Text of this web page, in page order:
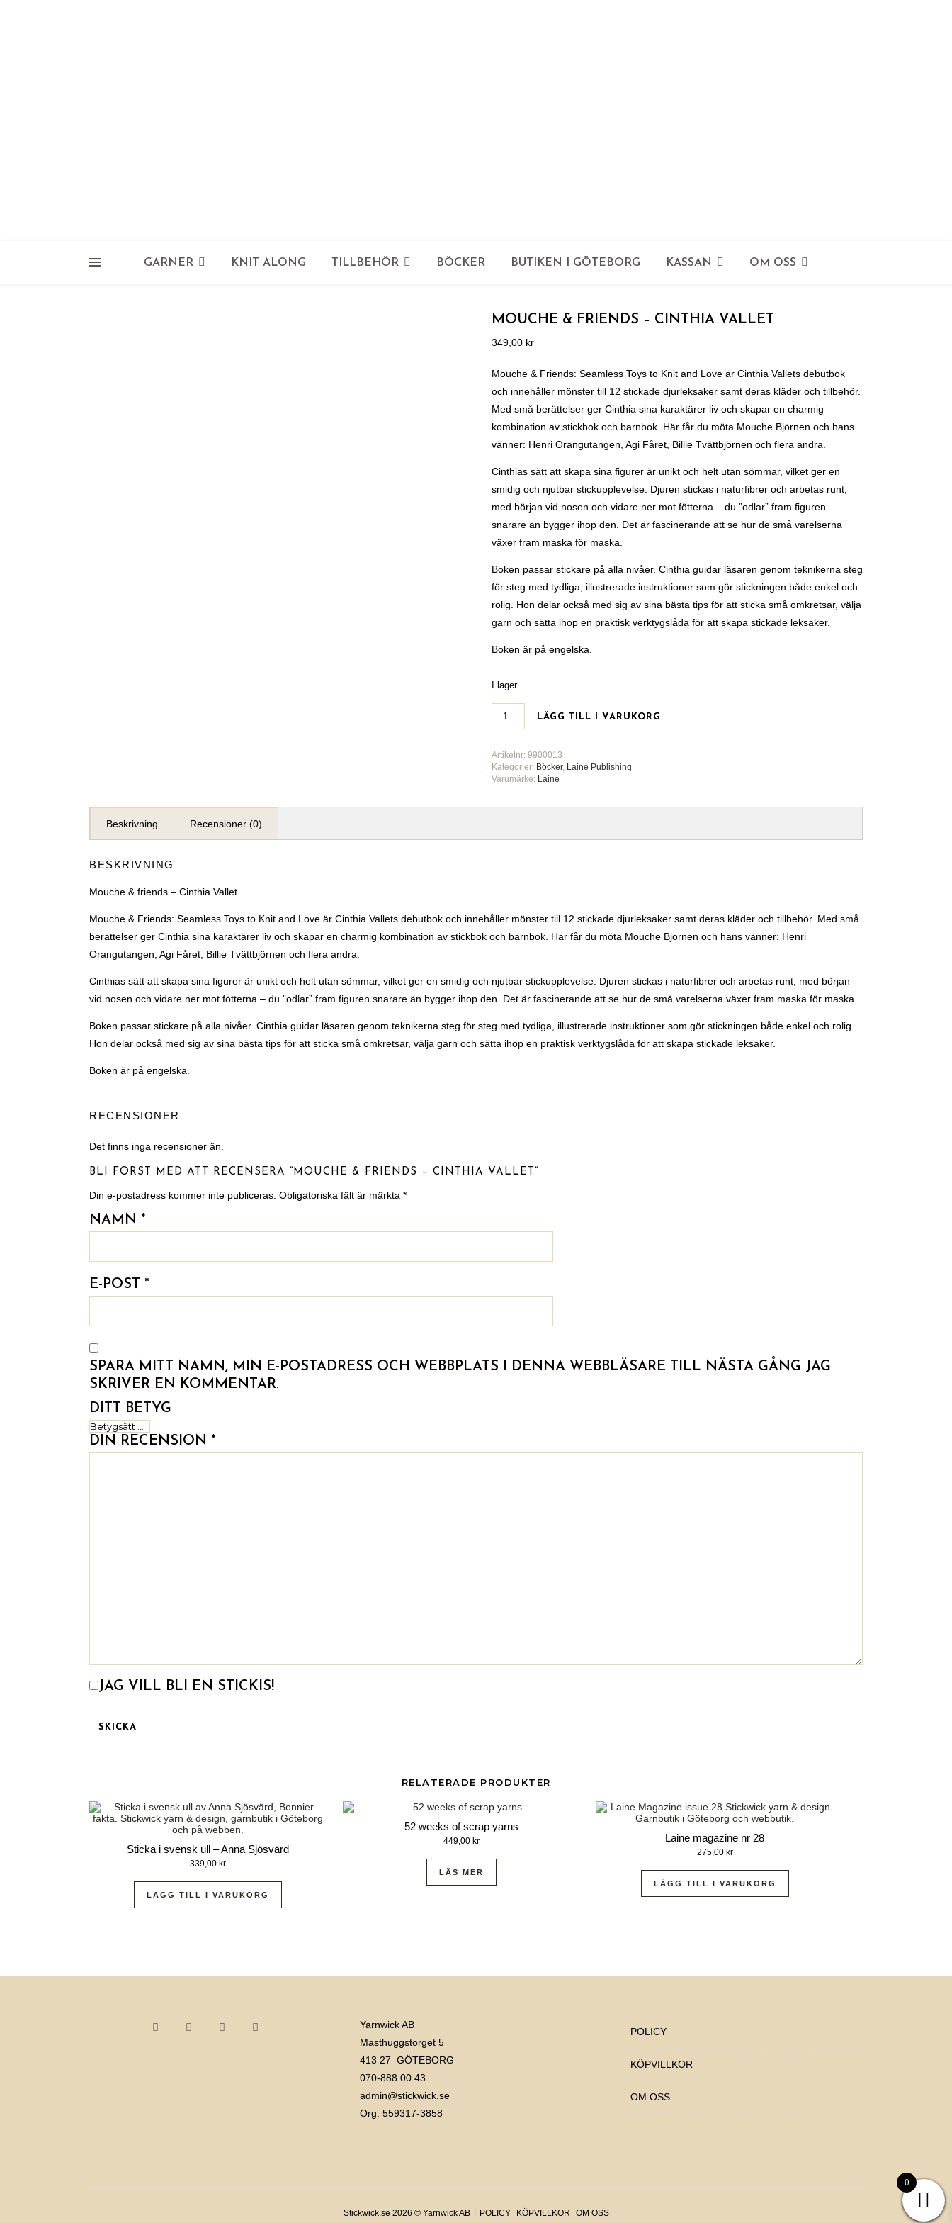
GARNER KNIT ALONG TILLBEHÖR BÖCKER BUTIKEN I GÖTEBORG KASSAN OM OSS
MOUCHE & FRIENDS – CINTHIA VALLET
349,00 kr
Mouche & Friends: Seamless Toys to Knit and Love är Cinthia Vallets debutbok
och innehåller mönster till 12 stickade djurleksaker samt deras kläder och tillbehör.
Med små berättelser ger Cinthia sina karaktärer liv och skapar en charmig
kombination av stickbok och barnbok. Här får du möta Mouche Björnen och hans
vänner: Henri Orangutangen, Agi Fåret, Billie Tvättbjörnen och flera andra.
Cinthias sätt att skapa sina figurer är unikt och helt utan sömmar, vilket ger en
smidig och njutbar stickupplevelse. Djuren stickas i naturfibrer och arbetas runt,
med början vid nosen och vidare ner mot fötterna – du ”odlar” fram figuren
snarare än bygger ihop den. Det är fascinerande att se hur de små varelserna
växer fram maska för maska.
Boken passar stickare på alla nivåer. Cinthia guidar läsaren genom teknikerna steg
för steg med tydliga, illustrerade instruktioner som gör stickningen både enkel och
rolig. Hon delar också med sig av sina bästa tips för att sticka små omkretsar, välja
garn och sätta ihop en praktisk verktygslåda för att skapa stickade leksaker.
Boken är på engelska.
I lager
LÄGG TILL I VARUKORG
Artikelnr: 9900013
Kategorier: Böcker, Laine Publishing
Varumärke: Laine
Beskrivning Recensioner (0)
BESKRIVNING
Mouche & friends – Cinthia Vallet
Mouche & Friends: Seamless Toys to Knit and Love är Cinthia Vallets debutbok och innehåller mönster till 12 stickade djurleksaker samt deras kläder och tillbehör. Med små
berättelser ger Cinthia sina karaktärer liv och skapar en charmig kombination av stickbok och barnbok. Här får du möta Mouche Björnen och hans vänner: Henri
Orangutangen, Agi Fåret, Billie Tvättbjörnen och flera andra.
Cinthias sätt att skapa sina figurer är unikt och helt utan sömmar, vilket ger en smidig och njutbar stickupplevelse. Djuren stickas i naturfibrer och arbetas runt, med början
vid nosen och vidare ner mot fötterna – du ”odlar” fram figuren snarare än bygger ihop den. Det är fascinerande att se hur de små varelserna växer fram maska för maska.
Boken passar stickare på alla nivåer. Cinthia guidar läsaren genom teknikerna steg för steg med tydliga, illustrerade instruktioner som gör stickningen både enkel och rolig.
Hon delar också med sig av sina bästa tips för att sticka små omkretsar, välja garn och sätta ihop en praktisk verktygslåda för att skapa stickade leksaker.
Boken är på engelska.
RECENSIONER
Det finns inga recensioner än.
BLI FÖRST MED ATT RECENSERA ”MOUCHE & FRIENDS – CINTHIA VALLET”
Din e-postadress kommer inte publiceras. Obligatoriska fält är märkta *
NAMN *
E-POST *
SPARA MITT NAMN, MIN E-POSTADRESS OCH WEBBPLATS I DENNA WEBBLÄSARE TILL NÄSTA GÅNG JAG
SKRIVER EN KOMMENTAR.
DITT BETYG
DIN RECENSION *
JAG VILL BLI EN STICKIS!
RELATERADE PRODUKTER
Sticka i svensk ull – Anna Sjösvärd
339,00 kr
LÄGG TILL I VARUKORG
52 weeks of scrap yarns
449,00 kr
LÄS MER
Laine magazine nr 28
275,00 kr
LÄGG TILL I VARUKORG
Yarnwick AB
Masthuggstorget 5
413 27 GÖTEBORG
070-888 00 43
admin@stickwick.se
Org. 559317-3858
POLICY
KÖPVILLKOR
OM OSS
Stickwick.se 2026 © Yarnwick AB POLICY KÖPVILLKOR OM OSS
0